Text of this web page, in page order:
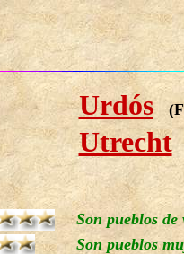
Urdós
Utrecht
Son pueblos
Son pueblos